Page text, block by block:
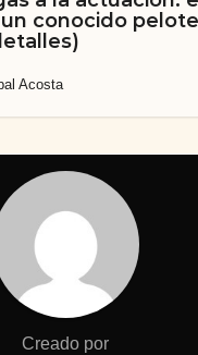
conocido
Acosta
Creado por